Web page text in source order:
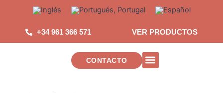
contenido
+34 961 366 571 VER PRODUCTOS
CONTACTO